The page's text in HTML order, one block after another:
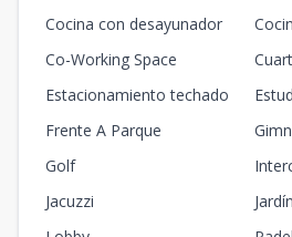
Cocina con desayunador
Co-Working Space
Estacionamiento techado
Frente A Parque
Golf
Jacuzzi
Jardín